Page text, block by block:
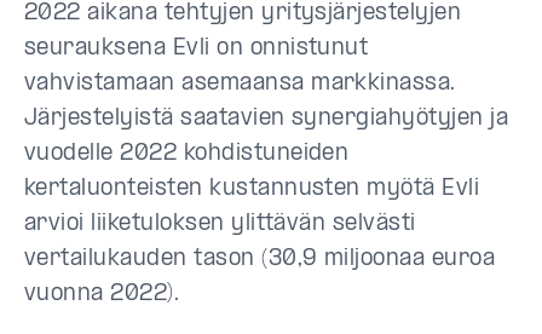
2022 aikana tehtyjen yritysjärjestelyjen
seurauksena Evli on onnistunut
vahvistamaan asemaansa markkinassa.
Järjestelyistä saatavien synergiahyötyjen ja
vuodelle 2022 kohdistuneiden
kertaluonteisten kustannusten myötä Evli
arvioi liiketuloksen ylittävän selvästi
vertailukauden tason (30,9 miljoonaa euroa
vuonna 2022).